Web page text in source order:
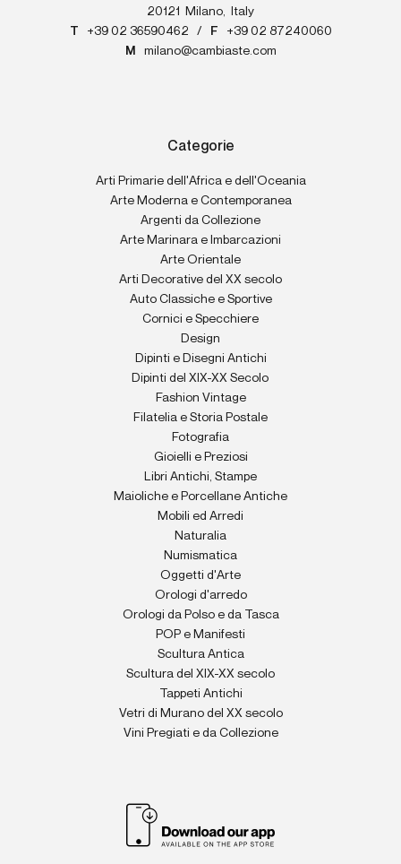
20121
Milano,
Italy
T
+39 02 36590462 / F
+39 02 87240060
M
milano@cambiaste.com
Categorie
Arti Primarie dell'Africa e dell'Oceania
Arte Moderna e Contemporanea
Argenti da Collezione
Arte Marinara e Imbarcazioni
Arte Orientale
Arti Decorative del XX secolo
Auto Classiche e Sportive
Cornici e Specchiere
Design
Dipinti e Disegni Antichi
Dipinti del XIX-XX Secolo
Fashion Vintage
Filatelia e Storia Postale
Fotografia
Gioielli e Preziosi
Libri Antichi, Stampe
Maioliche e Porcellane Antiche
Mobili ed Arredi
Naturalia
Numismatica
Oggetti d'Arte
Orologi d'arredo
Orologi da Polso e da Tasca
POP e Manifesti
Scultura Antica
Scultura del XIX-XX secolo
Tappeti Antichi
Vetri di Murano del XX secolo
Vini Pregiati e da Collezione